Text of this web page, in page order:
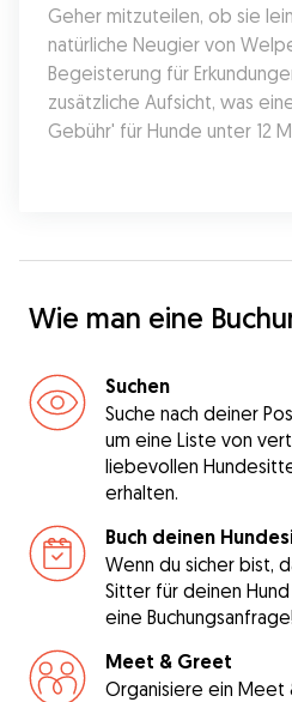
Geher mitzuteilen, ob sie
natürliche Neugier von
Begeisterung für
zusätzliche Aufsicht, was
Gebühr' für Hunde unter 12
Wie man eine
Suchen
Suche nach deiner
um eine Liste von
liebevollen
erhalten.
Buch deinen
Wenn du sicher bist,
Sitter für deinen
eine Buchungsanfrage!
Meet & Greet
Organisiere ein Meet